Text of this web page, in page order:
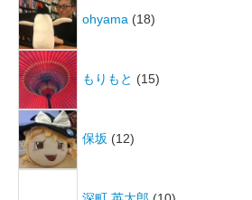
ohyama (18)
もりもと (15)
保坂 (12)